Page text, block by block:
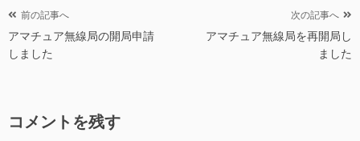
投
稿
ナ
ー
前の記事へ
アマチュア無線局の開局申請
しました
次の記事へ
アマチュア無線局を再開局し
ました
コメントを残す